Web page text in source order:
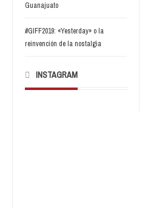
Guanajuato
#GIFF2019: «Yesterday» o la
reinvención de la nostalgia
INSTAGRAM